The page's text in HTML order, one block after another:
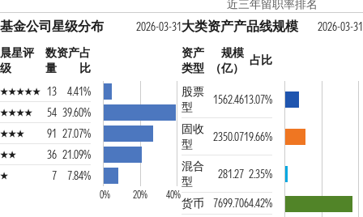
近三年留职率排名
基金公司星级分布
2026-03-31
晨星评
级
数
量
资产占
比
13
4.41%
54 39.60%
91 27.07%
36 21.09%
7
7.84%
0% 20% 40%
大类资产产品线规模
2026-03-31
资产
类型
规模
（亿）
占比
股票
型
1562.4613.07%
固收
型
2350.0719.66%
混合
型
281.27 2.35%
货币
7699.7064.42%